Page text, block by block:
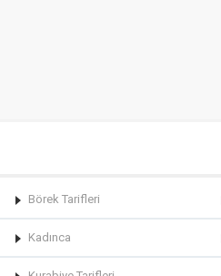
Börek Tarifleri
Kadınca